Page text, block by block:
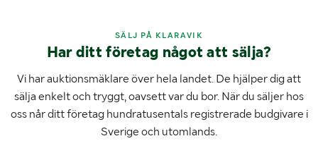
SÄLJ PÅ KLARAVIK
Har ditt företag något att sälja?
Vi har auktionsmäklare över hela landet. De hjälper dig att
sälja enkelt och tryggt, oavsett var du bor. När du säljer hos
oss når ditt företag hundratusentals registrerade budgivare i
Sverige och utomlands.